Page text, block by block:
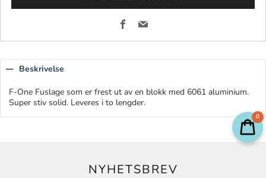
Facebook
Email
Beskrivelse
F-One Fuslage som er frest ut av en blokk med 6061 aluminium.
Super stiv solid. Leveres i to lengder.
NYHETSBREV
0